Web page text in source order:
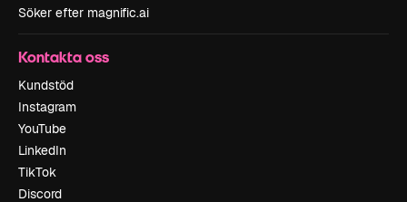
Söker efter magnific.ai
Kontakta oss
Kundstöd
Instagram
YouTube
LinkedIn
TikTok
Discord